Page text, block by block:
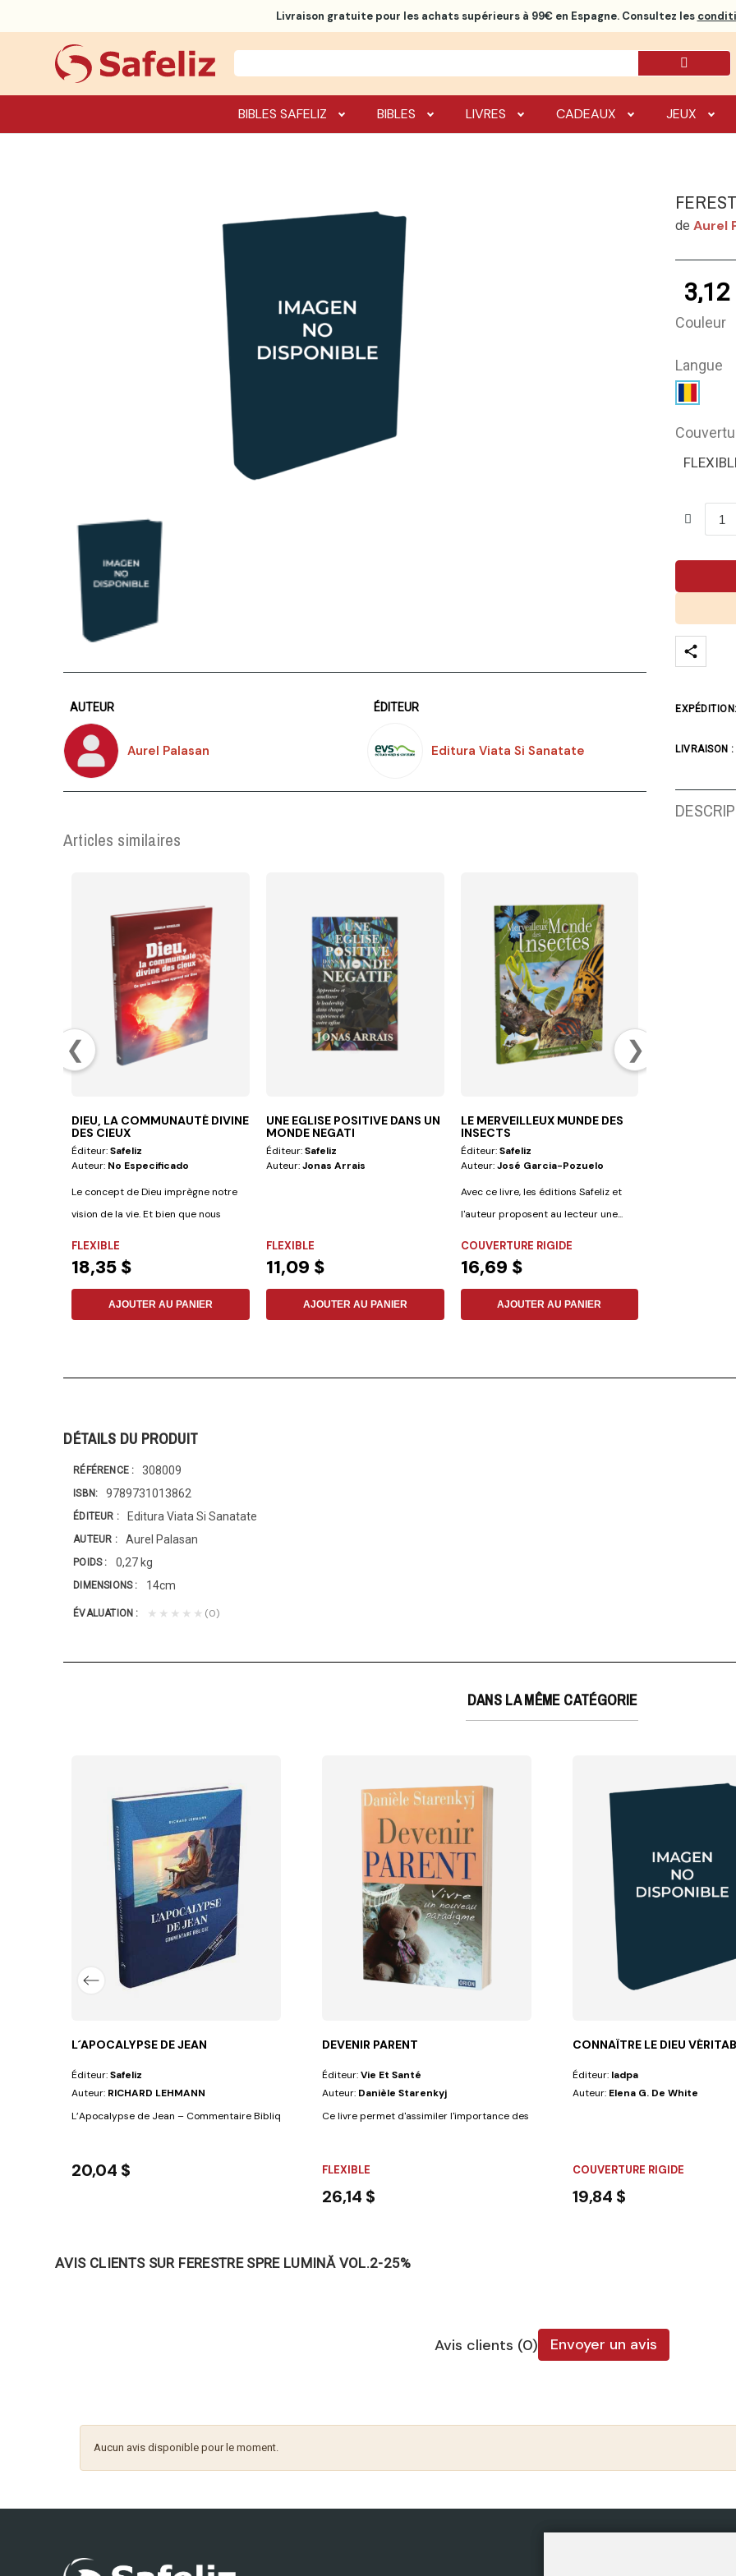
Livraison gratuitepour les achats supérieurs à 99€ en Espagne. Consultez les
BIBLES SAFELIZ BIBLES LIVRES CADEAUX JEUX
AUTEUR
Aurel Palasan
ÉDITEUR
Editura Viata Si Sanatate
Articles similaires
❮ ❯
DIEU, LA COMMUNAUTÉ DIVINE
DES CIEUX
Éditeur:Safeliz
Auteur: No Especificado
Le concept de Dieu imprègne notre
vision de la vie. Et bien que nous
FLEXIBLE
18,35 $
AJOUTER AU PANIER
UNE EGLISE POSITIVE DANS UN
MONDE NEGATI
Éditeur:Safeliz
Auteur:Jonas Arrais
FLEXIBLE
11,09 $
AJOUTER AU PANIER
LE MERVEILLEUX MUNDE DES
INSECTS
Éditeur:Safeliz
Auteur:José Garcia-Pozuelo
Avec ce livre, les éditions Safeliz et
l'auteur proposent au lecteur une...
COUVERTURE RIGIDE
16,69 $
AJOUTER AU PANIER
deAurel
3,12
Couleur
Langue
EXPÉDITION:
LIVRAISON :
DÉTAILS DU PRODUIT
RÉFÉRENCE 308009
ISBN 9789731013862
ÉDITEUR Editura Viata Si Sanatate
AUTEUR Aurel Palasan
POIDS 0,27 kg
DIMENSIONS 14cm
ÉVALUATION ★★★★★ (0)
DANS LA MÊME CATÉGORIE
L´APOCALYPSE DE JEAN
Éditeur:Safeliz
Auteur: RICHARD LEHMANN
L’Apocalypse de Jean – Commentaire Biblique (Richard...
20,04 $
DEVENIR PARENT
Éditeur:Vie Et Santé
Auteur: Danièle Starenkyj
Ce livre permet d'assimiler l'importance des besoins naturels du bébé "de demain"...
FLEXIBLE
26,14 $
CONNAÎTRE LE DIEU
Éditeur: Iadpa
Auteur: Elena G. De White
COUVERTURE RIGIDE
19,84 $
AVIS CLIENTS SUR FERESTRE SPRE LUMINĂ VOL.2-25%
Avis clients (0) Envoyer un avis
Aucun avis disponible pour le moment.